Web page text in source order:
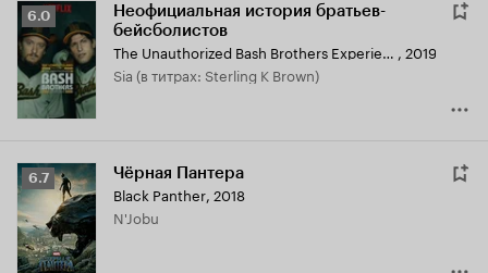
Рейтинг
Кинопоиска
6.0
6.0
Неофициальная история братьев-
бейсболистов
The Unauthorized Bash Brothers Experience , 2019
Sia (в титрах: Sterling K Brown)
Рейтинг
Кинопоиска
6.7
6.7 Чёрная Пантера
Black Panther, 2018
N'Jobu